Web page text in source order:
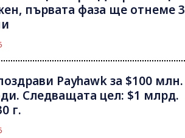
първата фаза ще отнеме 3
Payhawk за $100 млн.
Следващата цел: $1 млрд.
г.